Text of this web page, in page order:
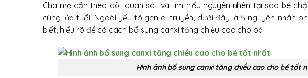
Cha mẹ cần theo dõi, quan sát và tìm hiểu nguyên nhên tại sao bé
cùng lứa tuổi. Ngoài yếu tô gen di truyền, dưới đây là 5 nguyên nhân
biết, hiểu rõ để có cách bổ sung canxi tăng chiều cao cho bé.
Hình ảnh bổ sung canxi tăng chiều cao cho bé tốt